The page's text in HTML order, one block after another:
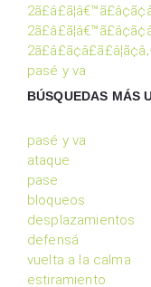
pasé y va
BÚSQUEDAS MÁS
pasé y va
ataque
pase
bloqueos
desplazamientos
defensá
vuelta a la calma
estiramiento